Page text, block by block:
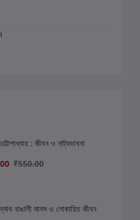
: জীবন ও নাট্যভাবনা
₹550.00
বাঙালী মানস ও লোকায়িত জীবন